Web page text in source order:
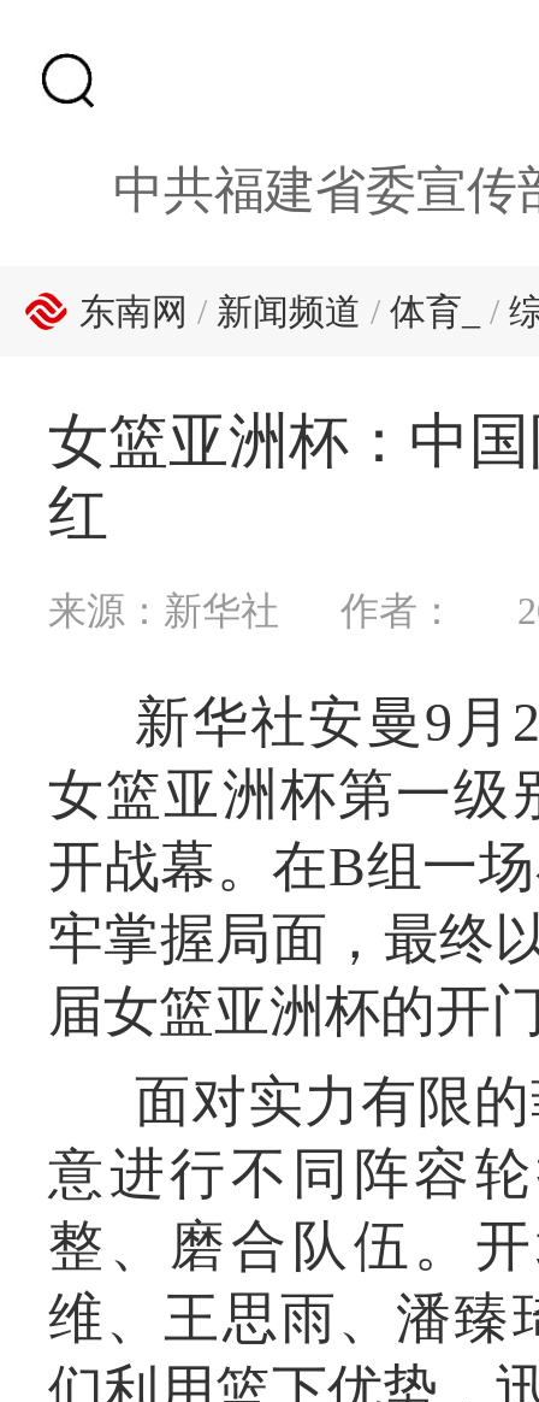
中共福建省委宣传
东南网 / 新闻频道 / 体育_ /
女篮亚洲杯：中
红
来源：新华社 作者：
新华社安曼9月
女篮亚洲杯第一级
开战幕。在B组一
牢掌握局面，最终
届女篮亚洲杯的开
面对实力有限
意进行不同阵容
整、磨合队伍。
维、王思雨、潘臻